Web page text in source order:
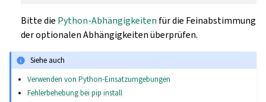
Bitte die Python-Abhängigkeiten für die Feinabstimmung
der optionalen Abhängigkeiten überprüfen.
Siehe auch
Verwenden von Python-Einsatzumgebungen
Fehlerbehebung bei pip install